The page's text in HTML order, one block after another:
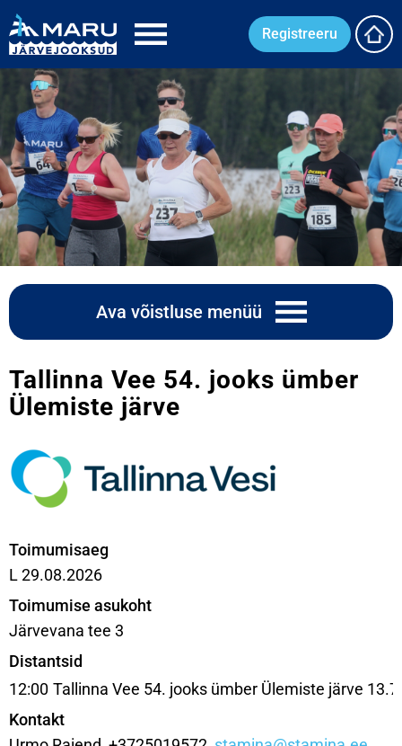
Registreeru
Ava võistluse menüü
Tallinna Vee 54. jooks ümber
Ülemiste järve
Toimumisaeg
L 29.08.2026
Toimumise asukoht
Järvevana tee 3
Distantsid
12:00 Tallinna Vee 54. jooks ümber Ülemiste järve
Kontakt